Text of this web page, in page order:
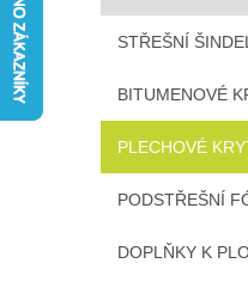
n
n
l
STŘEŠNÍ
BITUMENOVÉ
PLECHOVÉ
PODSTŘEŠNÍ
DOPLŇKY K